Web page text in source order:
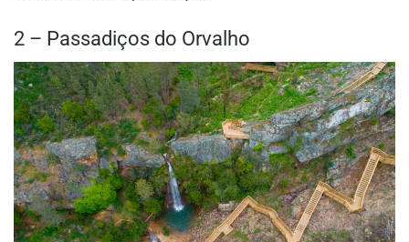
2 – Passadiços do Orvalho